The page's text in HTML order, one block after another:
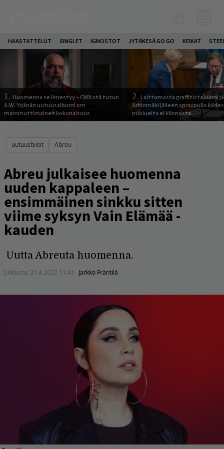
HAASTATTELUT SINGLET IGNOSTOT JYTÄKESÄ GO GO KEIKAT
1. Huomenna se ilmestyy – CMX:stä tutun
A.W. Yrjänän uutuusalbumi om
mammuttimainen kokonaisuus
2. Laittomasta graffitista kiinni
Arhinmäki jälleen spraypullo
puolueita ei kiinnosta
uutuusbiisit Abreu
Abreu julkaisee huomenna
uuden kappaleen –
ensimmäinen sinkku sitten
viime syksyn Vain Elämää -
kauden
Uutta Abreuta huomenna.
Julkaistu: 21.4.2022 11:41 Jarkko Fräntilä